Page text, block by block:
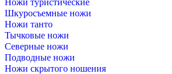
Шкуросъемные ножи
Ножи танто
Тычковые ножи
Северные ножи
Подводные ножи
Ножи скрытого ношения